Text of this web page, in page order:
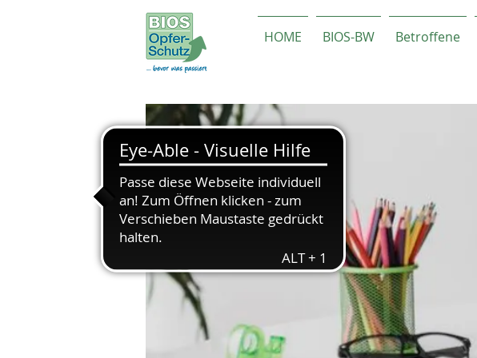
HOME BIOS-BW Betroffene